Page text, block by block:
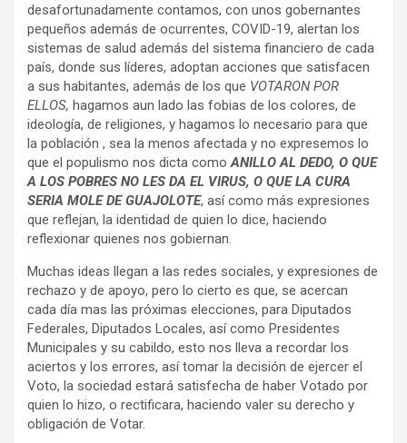
desafortunadamente contamos, con unos gobernantes
pequeños además de ocurrentes, COVID-19, alertan los
sistemas de salud además del sistema financiero de cada
país, donde sus líderes, adoptan acciones que satisfacen
a sus habitantes, además de los que VOTARON POR
ELLOS, hagamos aun lado las fobias de los colores, de
ideología, de religiones, y hagamos lo necesario para que
la población , sea la menos afectada y no expresemos lo
que el populismo nos dicta comoANILLO AL DEDO, O QUE
A LOS POBRES NO LES DA EL VIRUS, O QUE LA CURA
SERIA MOLE DE GUAJOLOTE, así como más expresiones
que reflejan, la identidad de quien lo dice, haciendo
reflexionar quienes nos gobiernan.
Muchas ideas llegan a las redes sociales, y expresiones de
rechazo y de apoyo, pero lo cierto es que, se acercan
cada día mas las próximas elecciones, para Diputados
Federales, Diputados Locales, así como Presidentes
Municipales y su cabildo, esto nos lleva a recordar los
aciertos y los errores, así tomar la decisión de ejercer el
Voto, la sociedad estará satisfecha de haber Votado por
quien lo hizo, o rectificara, haciendo valer su derecho y
obligación de Votar.